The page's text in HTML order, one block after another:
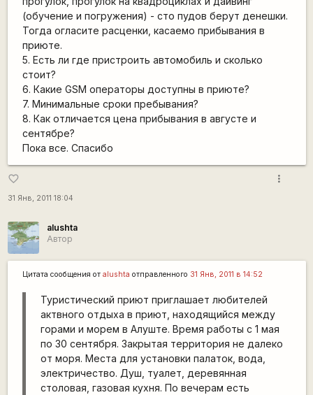
(обучение и погружения) - сто пудов берут денешки.
Тогда огласите расценки, касаемо прибывания в
приюте.
5. Есть ли где пристроить автомобиль и сколько
стоит?
6. Какие GSM операторы доступны в приюте?
7. Минимальные сроки пребывания?
8. Как отличается цена прибывания в августе и
сентябре?
Пока все. Спасибо
favorite_border
31 Янв, 2011 18:04
more_vert
alushta
Автор
Цитата сообщения от alushta отправленного 31 Янв, 2011 в 14:52
Туристический приют приглашает любителей
актвного отдыха в приют, находящийся между
горами и морем в Алуште. Время работы с 1 мая
по 30 сентября. Закрытая территория не далеко
от моря. Места для установки палаток, вода,
электричество. Душ, туалет, деревянная
столовая, газовая кухня. По вечерам есть